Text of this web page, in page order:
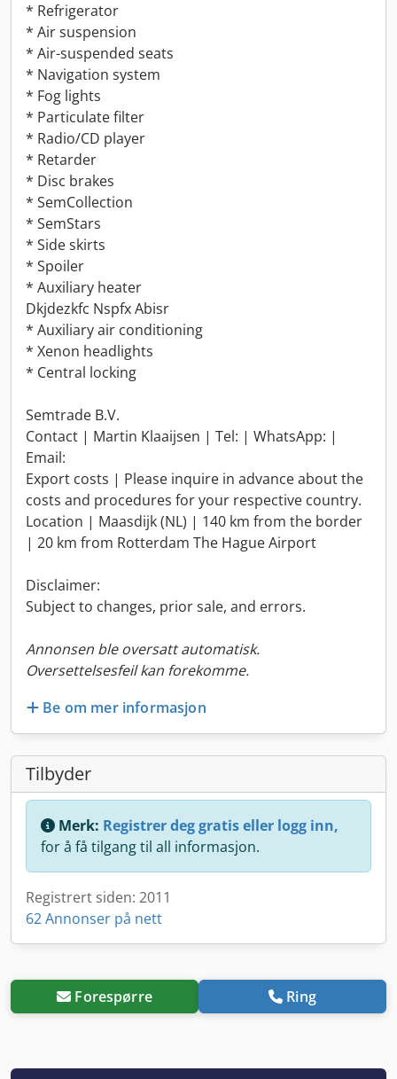
* Refrigerator
* Air suspension
* Air-suspended seats
* Navigation system
* Fog lights
* Particulate filter
* Radio/CD player
* Retarder
* Disc brakes
* SemCollection
* SemStars
* Side skirts
* Spoiler
* Auxiliary heater
Dkjdezkfc Nspfx Abisr
* Auxiliary air conditioning
* Xenon headlights
* Central locking
Semtrade B.V.
Contact | Martin Klaaijsen | Tel: | WhatsApp: |
Email:
Export costs | Please inquire in advance about the
costs and procedures for your respective country.
Location | Maasdijk (NL) | 140 km from the border
| 20 km from Rotterdam The Hague Airport
Disclaimer:
Subject to changes, prior sale, and errors.
Annonsen ble oversatt automatisk.
Oversettelsesfeil kan forekomme.
Be om mer informasjon
Tilbyder
Merk: Registrer deg gratis eller logg inn,
for å få tilgang til all informasjon.
Registrert siden: 2011
62 Annonser på nett
Forespørre Ring